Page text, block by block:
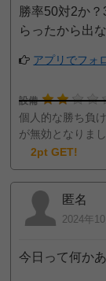
勝率50対2か
らったから出
アプリでフォ
設備
個人的な勝ち負
が無効となりま
2pt GET!
匿名
2024年
今日って何か